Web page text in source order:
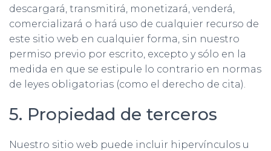
descargará, transmitirá, monetizará, venderá,
comercializará o hará uso de cualquier recurso de
este sitio web en cualquier forma, sin nuestro
permiso previo por escrito, excepto y sólo en la
medida en que se estipule lo contrario en normas
de leyes obligatorias (como el derecho de cita).
5. Propiedad de terceros
Nuestro sitio web puede incluir hipervínculos u